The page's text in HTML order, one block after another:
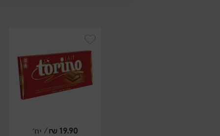
19.90
₪/ יח׳